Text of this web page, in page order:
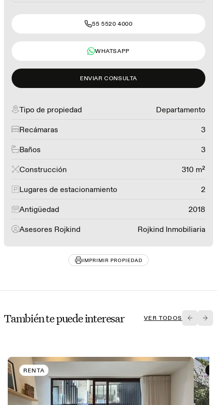
55 5520 4000
WHATSAPP
ENVIAR CONSULTA
Tipo de propiedad Departamento
Recámaras 3
Baños 3
Construcción 310 m²
Lugares de estacionamiento 2
Antigüedad 2018
Asesores Rojkind Rojkind Inmobiliaria
IMPRIMIR PROPIEDAD
También te puede interesar VER TODOS
RENTA